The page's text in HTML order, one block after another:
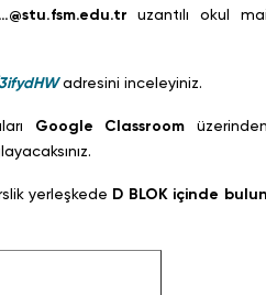
…@stu.fsm.edu.truzantılı okul
adresini inceleyiniz.
Google Classroom üzerinden
yerleşkede D BLOK içinde